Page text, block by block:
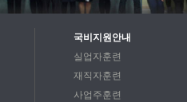
국비지원안내
실업자훈련
재직자훈련
사업주훈련